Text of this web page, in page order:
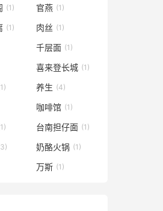
(1) 官燕 (1)
(1) 肉丝 (1)
千层面 (1)
喜来登长城 (1)
养生 (4)
咖啡馆 (1)
台南担仔面 (1)
奶酪火锅 (1)
万斯 (1)